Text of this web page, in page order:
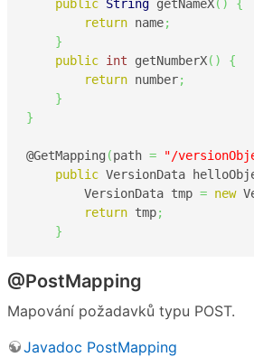
public String getNameX( )
{
return name;
}
public int getNumberX( )
{
return number;
}
}
@GetMapping (path = "/
public VersionData
        VersionData tmp
= new
return tmp;
}
@PostMapping
Mapování požadavků typu POST.
Javadoc PostMapping